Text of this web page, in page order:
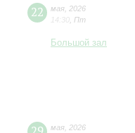
22 мая 2026
14:30 Пт
Большой зал
мая 2026